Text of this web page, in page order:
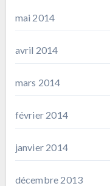
mai 2014
avril 2014
mars 2014
février 2014
janvier 2014
décembre 2013